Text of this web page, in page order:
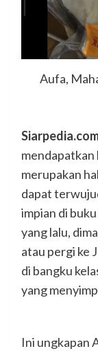
Aufa,
mendapatkan
merupakan
dapat
impian di
yang lalu,
atau pergi ke
di bangku
yang
Ini ungkapan